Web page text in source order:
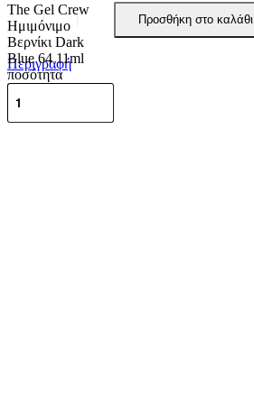
The Gel Crew
Ημιμόνιμο
Βερνίκι Dark
Blue 64 11ml
ποσότητα
Προσθήκη στο καλάθι
Περιγραφή